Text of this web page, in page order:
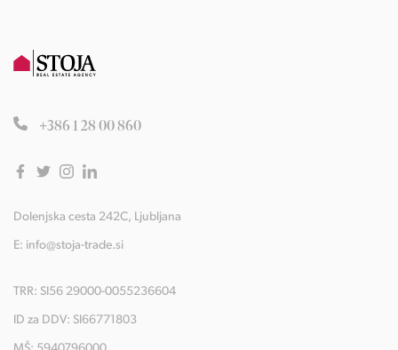
+386 1 28 00 860
Dolenjska cesta 242C, Ljubljana
E: info@stoja-trade.si
TRR: SI56 29000-0055236604
ID za DDV: SI66771803